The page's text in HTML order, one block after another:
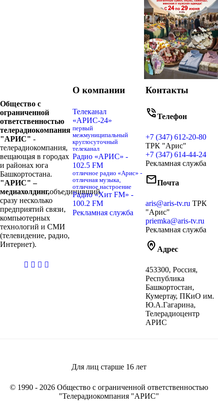
Общество с
ограниченной
ответственностью
телерадиокомпания
"АРИС" -
телерадиокомпания,
вещающая в городах
и районах юга
Башкортостана.
"АРИС" –
медиахолдинг,объединивший
сразу несколько
предприятий связи,
компьютерных
технологий и СМИ
(телевидение, радио,
Интернет).
casibom
О компании
Телеканал
«АРИС-24»
первый
межмуниципальный
круглосуточный
телеканал
Радио «АРИС» -
102.5 FM
отличное радио «Арис» -
отличная музыка,
отличное настроение
Радио «Хит FM» -
100.2 FM
Рекламная служба
Контакты
phone_in_talkТелефон
+7 (347) 612-20-80
ТРК "Арис"
+7 (347) 614-44-24
Рекламная служба
mailПочта
aris@aris-tv.ru ТРК
"Арис"
priemka@aris-tv.ru
Рекламная служба
home_pin Адрес
453300, Россия,
Республика
Башкортостан,
Кумертау, ПКиО им.
Ю.А.Гагарина,
Телерадиоцентр
АРИС
Для лиц старше 16 лет
© 1990 - 2026 Общество с ограниченной ответственностью
"Телерадиокомпания "АРИС"